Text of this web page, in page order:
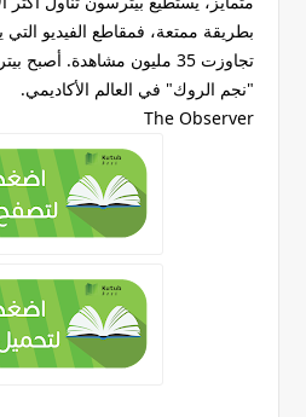
بطريقة ممتعة، فمقاطع الفيديو
تجاوزت 35 مليون مشاهدة.
"نجم الروك" في العالم الأكاديمي.
The Observer